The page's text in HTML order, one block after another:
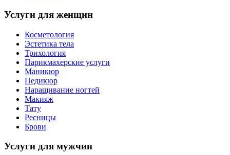
Услуги для женщин
Косметология
Эстетика тела
Трихология
Парикмахерские услуги
Маникюр
Педикюр
Наращивание ногтей
Макияж
Тату
Ресницы
Брови
Услуги для мужчин